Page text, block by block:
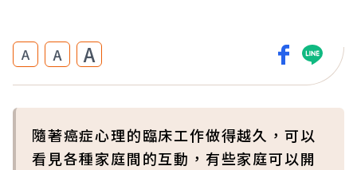
A A A
隨著癌症心理的臨床工作做得越久，可以
看見各種家庭間的互動，有些家庭可以開